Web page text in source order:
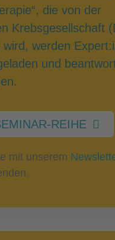
die von der
Krebsgesellschaft
werden
und
REIHE
mit unserem